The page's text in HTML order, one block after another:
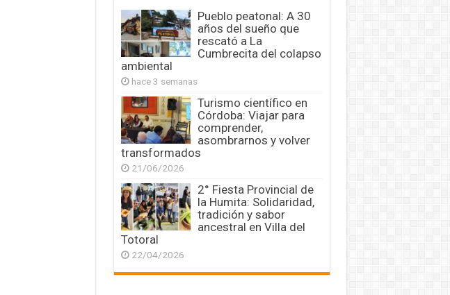
Pueblo peatonal: A 30
años del sueño que
rescató a La
Cumbrecita del colapso
ambiental
hace 3 semanas
Turismo científico en
Córdoba: Viajar para
comprender,
asombrarnos y volver
transformados
21/06/2026
2° Fiesta Provincial de
la Humita: Solidaridad,
tradición y sabor
ancestral en Villa del
Totoral
22/04/2026